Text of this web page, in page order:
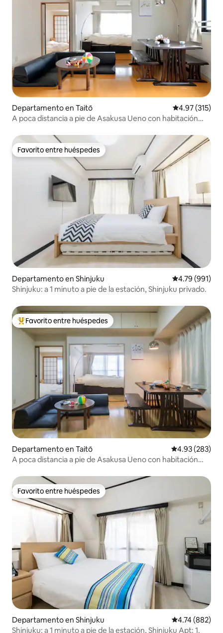
Departamento en Taitō Calificación
4.97 (315)
A poca distancia a pie de Asakusa Ueno con habitación
Favorito entre huéspedes
Favorito entre huéspedes
Departamento en Shinjuku Calificación
4.79 (991)
Shinjuku: a 1 minuto a pie de la estación, Shinjuku privado.
De los mejores en Favorito entre huéspedes
Favorito entre huéspedes
Departamento en Taitō Calificación
4.93 (283)
A poca distancia a pie de Asakusa Ueno con habitación
Favorito entre huéspedes
Favorito entre huéspedes
Departamento en Shinjuku Calificación
4.74 (882)
Shinjuku: a 1 minuto a pie de la estación, Shinjuku Apt: 1.